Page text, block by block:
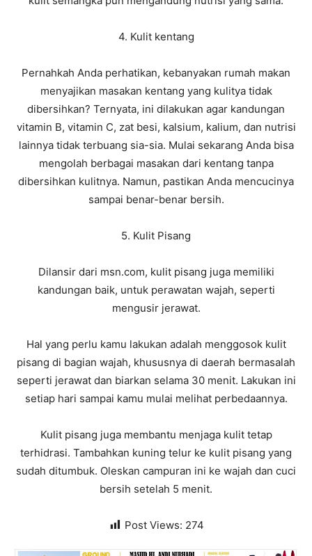
4. Kulit kentang
Pernahkah Anda perhatikan, kebanyakan rumah makan
menyajikan masakan kentang yang kulitya tidak
dibersihkan? Ternyata, ini dilakukan agar kandungan
vitamin B, vitamin C, zat besi, kalsium, kalium, dan nutrisi
lainnya tidak terbuang sia-sia. Mulai sekarang Anda bisa
mengolah berbagai masakan dari kentang tanpa
dibersihkan kulitnya. Namun, pastikan Anda mencucinya
sampai benar-benar bersih.
5. Kulit Pisang
Dilansir dari msn.com, kulit pisang juga memiliki
kandungan baik, untuk perawatan wajah, seperti
mengusir jerawat.
Hal yang perlu kamu lakukan adalah menggosok kulit
pisang di bagian wajah, khususnya di daerah bermasalah
seperti jerawat dan biarkan selama 30 menit. Lakukan ini
setiap hari sampai kamu mulai melihat perbedaannya.
Kulit pisang juga membantu menjaga kulit tetap
terhidrasi. Tambahkan kuning telur ke kulit pisang yang
sudah ditumbuk. Oleskan campuran ini ke wajah dan cuci
bersih setelah 5 menit.
Post Views: 274